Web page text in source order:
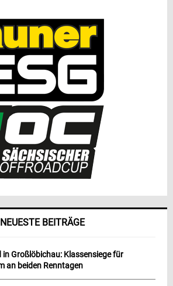
NEUESTE BEITRÄGE
in Großlöbichau: Klassensiege für
an beiden Renntagen